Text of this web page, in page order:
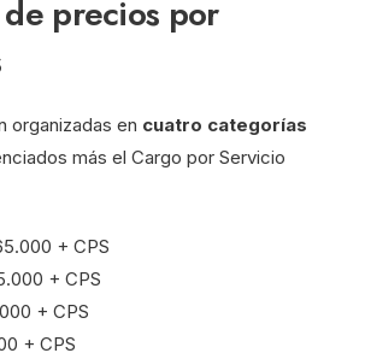
precios por
organizadas en cuatro categorías
más el Cargo por Servicio
+ CPS
+ CPS
+ CPS
+ CPS